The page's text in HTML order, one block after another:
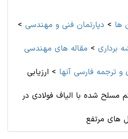
ها > دپارتمان فنی و مهندسی >
برداری > مقاله های مهندسی
و ترجمه فارسی آنها > ارزیابی
مسلح شده با الیاف فولادی در
های مرتفع